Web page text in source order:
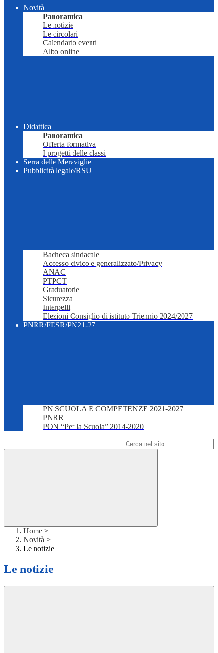
Novità
Panoramica
Le notizie
Le circolari
Calendario eventi
Albo online
Didattica
Panoramica
Offerta formativa
I progetti delle classi
Serra delle Meraviglie
Pubblicità legale/RSU
Bacheca sindacale
Accesso civico e generalizzato/Privacy
ANAC
PTPCT
Graduatorie
Sicurezza
Interpelli
Elezioni Consiglio di istituto Triennio 2024/2027
PNRR/FESR/PN21-27
PN SCUOLA E COMPETENZE 2021-2027
PNRR
PON “Per la Scuola” 2014-2020
Home >
Novità >
Le notizie
Le notizie